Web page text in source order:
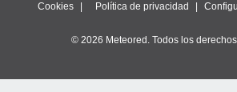
Cookies Política de privacidad
© 2026 Meteored. Todos los